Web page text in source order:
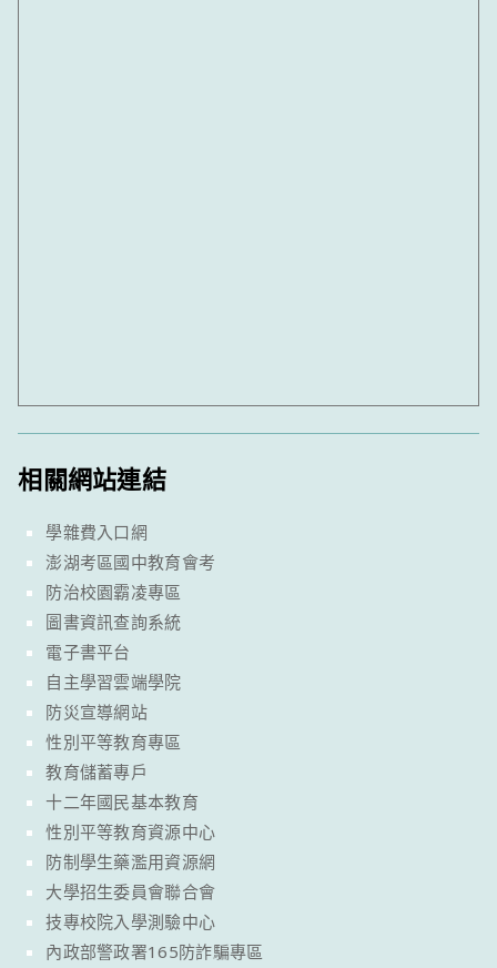
相關網站連結
學雜費入口網
澎湖考區國中教育會考
防治校園霸凌專區
圖書資訊查詢系統
電子書平台
自主學習雲端學院
防災宣導網站
性別平等教育專區
教育儲蓄專戶
十二年國民基本教育
性別平等教育資源中心
防制學生藥濫用資源網
大學招生委員會聯合會
技專校院入學測驗中心
內政部警政署165防詐騙專區